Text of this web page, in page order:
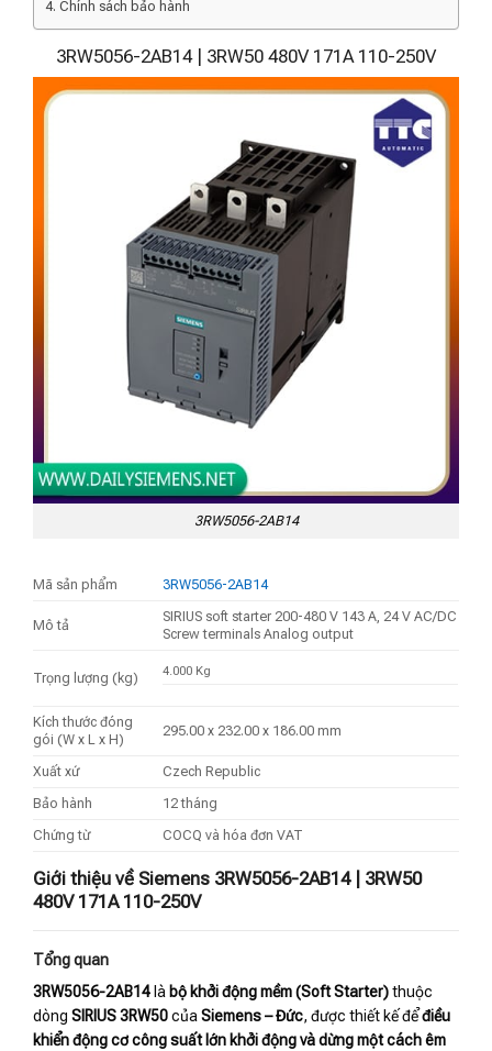
Chính sách bảo hành
3RW5056-2AB14 | 3RW50 480V 171A 110-250V
3RW5056-2AB14
Mã sản phẩm 3RW5056-2AB14
Mô tả
SIRIUS soft starter 200-480 V 143 A, 24 V AC/DC
Screw terminals Analog output
Trọng lượng (kg) 4.000 Kg
Kích thước đóng
gói (W x L x H)
295.00 x 232.00 x 186.00 mm
Xuất xứ
Czech Republic
Bảo hành
12 tháng
Chứng từ
COCQ và hóa đơn VAT
Giới thiệu về Siemens 3RW5056-2AB14 | 3RW50
480V 171A 110-250V
Tổng quan
3RW5056-2AB14 là bộ khởi động mềm (Soft Starter)thuộc
dòng SIRIUS 3RW50củaSiemens – Đức, được thiết kế đểđiều
khiển động cơ công suất lớn khởi động và dừng một cách êm